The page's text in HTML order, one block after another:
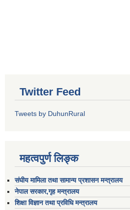
Twitter Feed
Tweets by DuhunRural
महत्वपुर्ण लिङ्क
संघीय मामिला तथा सामान्य प्रशासन मन्त्रालय
नेपाल सरकार,गृह मन्त्रालय
शिक्षा विज्ञान तथा प्रविधि मन्त्रालय